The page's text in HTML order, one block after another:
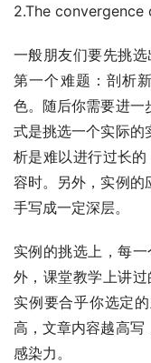
2.The
一般朋友们要先挑
第一个难题：剖析
色。随后你需要进一
式是挑选一个实际的
析是难以进行过长
容时。另外，实例的
手写成一定深层。
实例的挑选上，每
外，课堂教学上讲
实例要合乎你选定
高，文章内容越高写
感染力。